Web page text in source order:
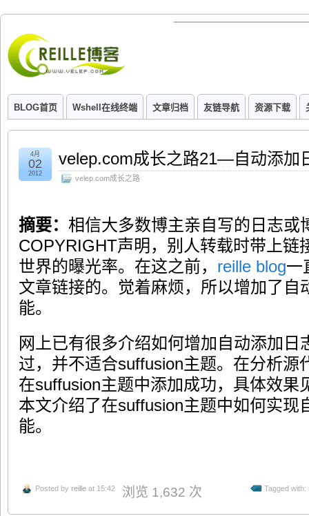
BLOG首页 Wshell在线终端 文章归档 友链导航 资源下载
velep.com成长之路21—自动添加
velep.com成长之路
4月
02
2012
摘要： 相信大多数博主亲自写的日志或
COPYRIGHT声明，别人转载时带上链
世界的曝光率。在这之前， reille blog一
文章链接的。觉着麻烦，所以增加了自
能。
网上已有很多介绍如何增加自动添加日
过，并不适合suffusion主题。在分析源
在suffusion主题中添加成功，具体效果
本文介绍了在suffusion主题中如何实现
能。
Posted by reille at 15:42 浏览 1,632 次 Tagged with: